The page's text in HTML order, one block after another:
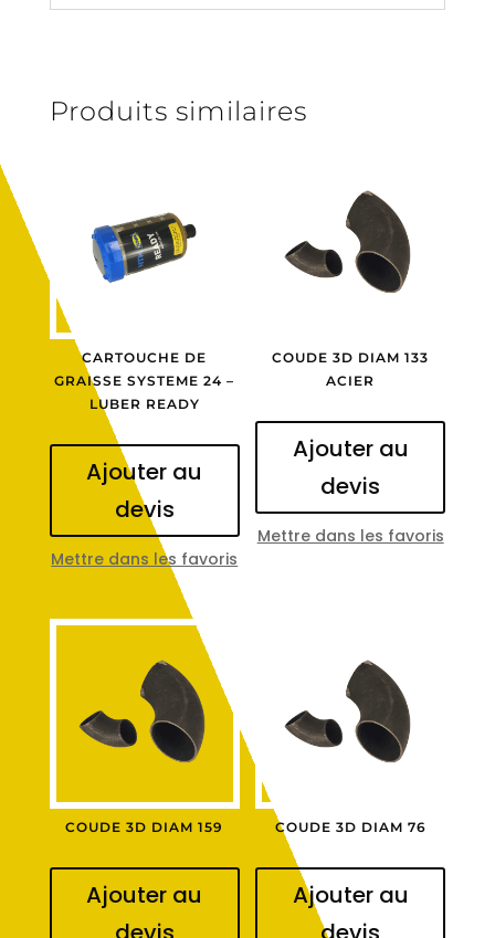
Produits similaires
CARTOUCHE DE
GRAISSE SYSTEME 24 –
LUBER READY
Ajouter au
devis
Mettre dans les favoris
COUDE 3D DIAM 133
ACIER
Ajouter au
devis
Mettre dans les favoris
COUDE 3D DIAM 159
Ajouter au
COUDE 3D DIAM 76
Ajouter au